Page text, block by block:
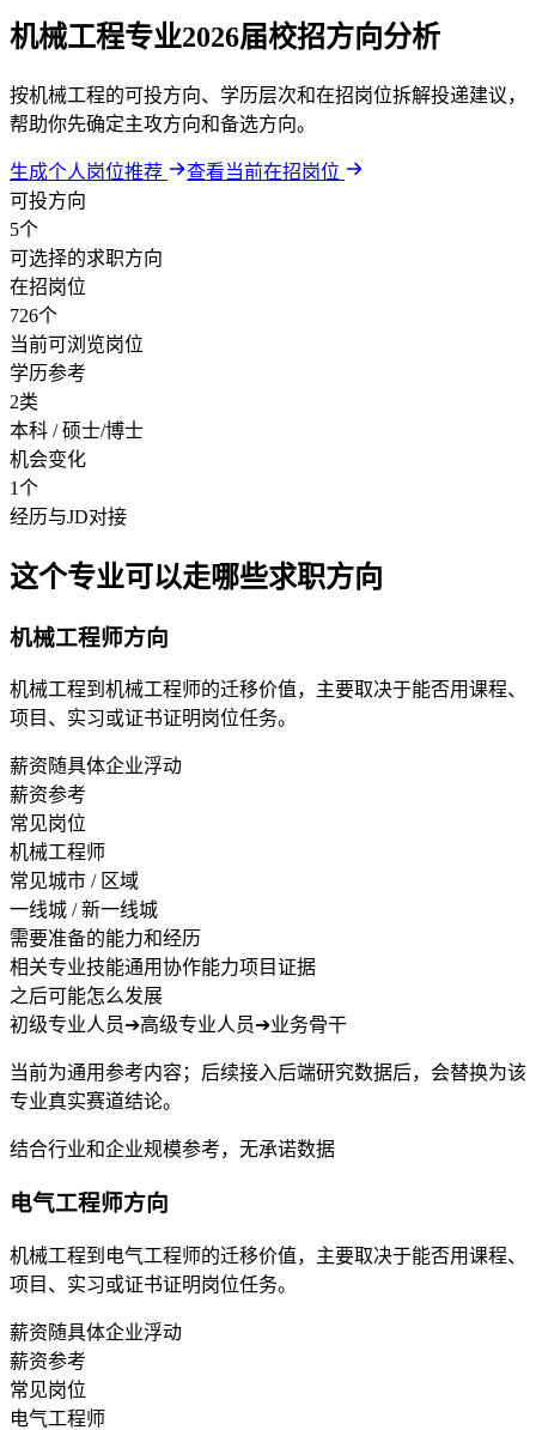
机械工程专业2026届校招方向分析
按机械工程的可投方向、学历层次和在招岗位拆解投递建议，
帮助你先确定主攻方向和备选方向。
生成个人岗位推荐
查看当前在招岗位
可投方向
5个
可选择的求职方向
在招岗位
726个
当前可浏览岗位
学历参考
2类
本科 / 硕士/博士
机会变化
1个
经历与JD对接
这个专业可以走哪些求职方向
机械工程师方向
机械工程到机械工程师的迁移价值，主要取决于能否用课程、
项目、实习或证书证明岗位任务。
薪资随具体企业浮动
薪资参考
常见岗位
机械工程师
常见城市 / 区域
一线城 / 新一线城
需要准备的能力和经历
相关专业技能通用协作能力项目证据
之后可能怎么发展
初级专业人员➔高级专业人员➔业务骨干
当前为通用参考内容；后续接入后端研究数据后，会替换为该
专业真实赛道结论。
结合行业和企业规模参考，无承诺数据
电气工程师方向
机械工程到电气工程师的迁移价值，主要取决于能否用课程、
项目、实习或证书证明岗位任务。
薪资随具体企业浮动
薪资参考
常见岗位
电气工程师